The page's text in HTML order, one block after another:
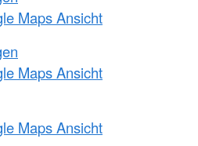
Maps Ansicht
Maps Ansicht
Maps Ansicht